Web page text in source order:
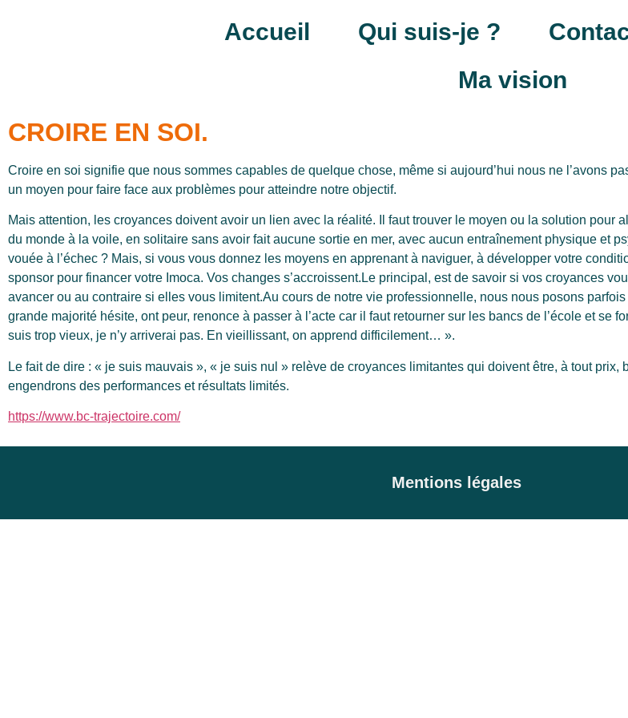
Accueil Qui suis-je ?
Ma vision
CROIRE EN SOI.
Croire en soi signifie que nous sommes capables de quelque chose, même si aujourd’hui nous ne l’avons
un moyen pour faire face aux problèmes pour atteindre notre objectif.
Mais attention, les croyances doivent avoir un lien avec la réalité. Il faut trouver le moyen ou la solution pour
du monde à la voile, en solitaire sans avoir fait aucune sortie en mer, avec aucun entraînement physique et
vouée à l’échec ? Mais, si vous vous donnez les moyens en apprenant à naviguer, à développer votre
sponsor pour financer votre Imoca. Vos changes s’accroissent. Le principal, est de savoir si vos croyances
avancer ou au contraire si elles vous limitent.Au cours de notre vie professionnelle, nous nous posons
grande majorité hésite, ont peur, renonce à passer à l’acte car il faut retourner sur les bancs de l’école et se
suis trop vieux, je n’y arriverai pas. En vieillissant, on apprend difficilement… ».
Le fait de dire : « je suis mauvais », « je suis nul » relève de croyances limitantes qui doivent être, à tout
engendrons des performances et résultats limités.
https://www.bc-trajectoire.com/
Mentions légales